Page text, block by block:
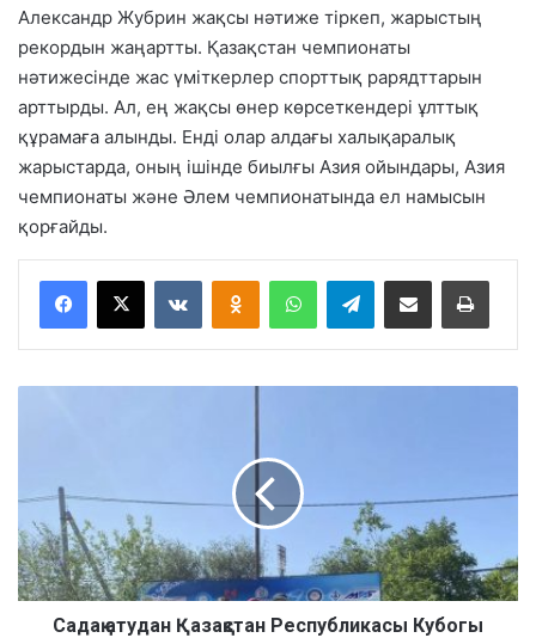
Александр Жубрин жақсы нәтиже тіркеп, жарыстың
рекордын жаңартты. Қазақстан чемпионаты
нәтижесінде жас үміткерлер спорттық рарядттарын
арттырды. Ал, ең жақсы өнер көрсеткендері ұлттық
құрамаға алынды. Енді олар алдағы халықаралық
жарыстарда, оның ішінде биылғы Азия ойындары, Азия
чемпионаты және Әлем чемпионатында ел намысын
қорғайды.
Telegram
қ
т
у
д
Садақ атудан Қазақстан Республикасы Кубогы